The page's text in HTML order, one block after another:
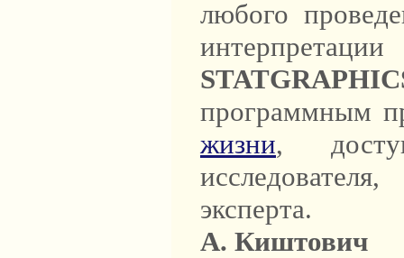
любого
программным
жизни,
эксперта.
А. Киштович